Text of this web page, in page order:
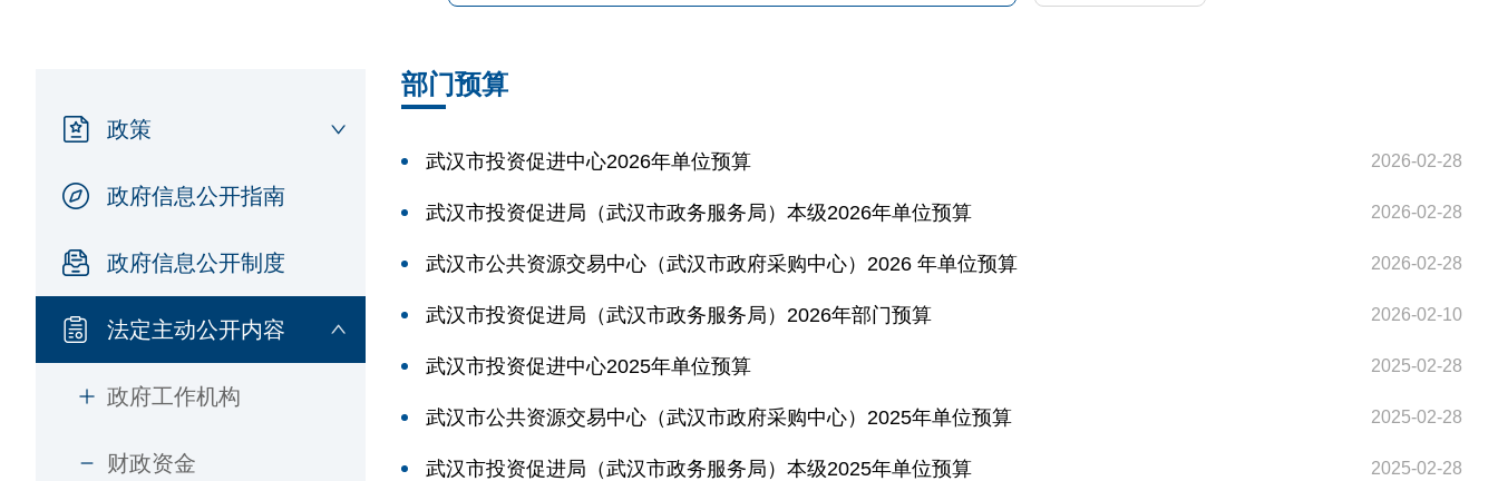
政策
政府信息公开指南
政府信息公开制度
法定主动公开内容
政府工作机构
财政资金
部门预算
武汉市投资促进中心2026年单位预算 2026-02-28
武汉市投资促进局（武汉市政务服务局）本级2026年单位预算 2026-02-28
武汉市公共资源交易中心（武汉市政府采购中心）2026 年单位预算 2026-02-28
武汉市投资促进局（武汉市政务服务局）2026年部门预算 2026-02-10
武汉市投资促进中心2025年单位预算 2025-02-28
武汉市公共资源交易中心（武汉市政府采购中心）2025年单位预算 2025-02-28
武汉市投资促进局（武汉市政务服务局）本级2025年单位预算 2025-02-28